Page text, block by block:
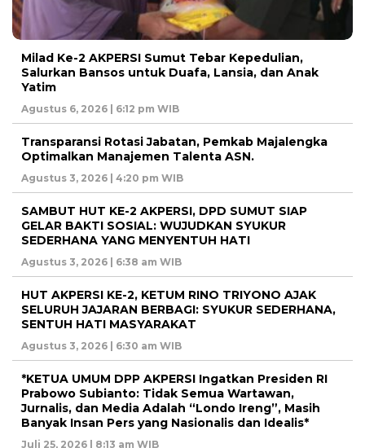
Milad Ke-2 AKPERSI Sumut Tebar Kepedulian,
Salurkan Bansos untuk Duafa, Lansia, dan Anak
Yatim
Agustus 6, 2026 | 6:12 pm WIB
Transparansi Rotasi Jabatan, Pemkab Majalengka
Optimalkan Manajemen Talenta ASN.
Agustus 3, 2026 | 4:20 pm WIB
SAMBUT HUT KE-2 AKPERSI, DPD SUMUT SIAP
GELAR BAKTI SOSIAL: WUJUDKAN SYUKUR
SEDERHANA YANG MENYENTUH HATI
Agustus 3, 2026 | 6:38 am WIB
HUT AKPERSI KE-2, KETUM RINO TRIYONO AJAK
SELURUH JAJARAN BERBAGI: SYUKUR SEDERHANA,
SENTUH HATI MASYARAKAT
Agustus 3, 2026 | 6:30 am WIB
*KETUA UMUM DPP AKPERSI Ingatkan Presiden RI
Prabowo Subianto: Tidak Semua Wartawan,
Jurnalis, dan Media Adalah “Londo Ireng”, Masih
Banyak Insan Pers yang Nasionalis dan Idealis*
Juli 25, 2026 | 8:13 am WIB